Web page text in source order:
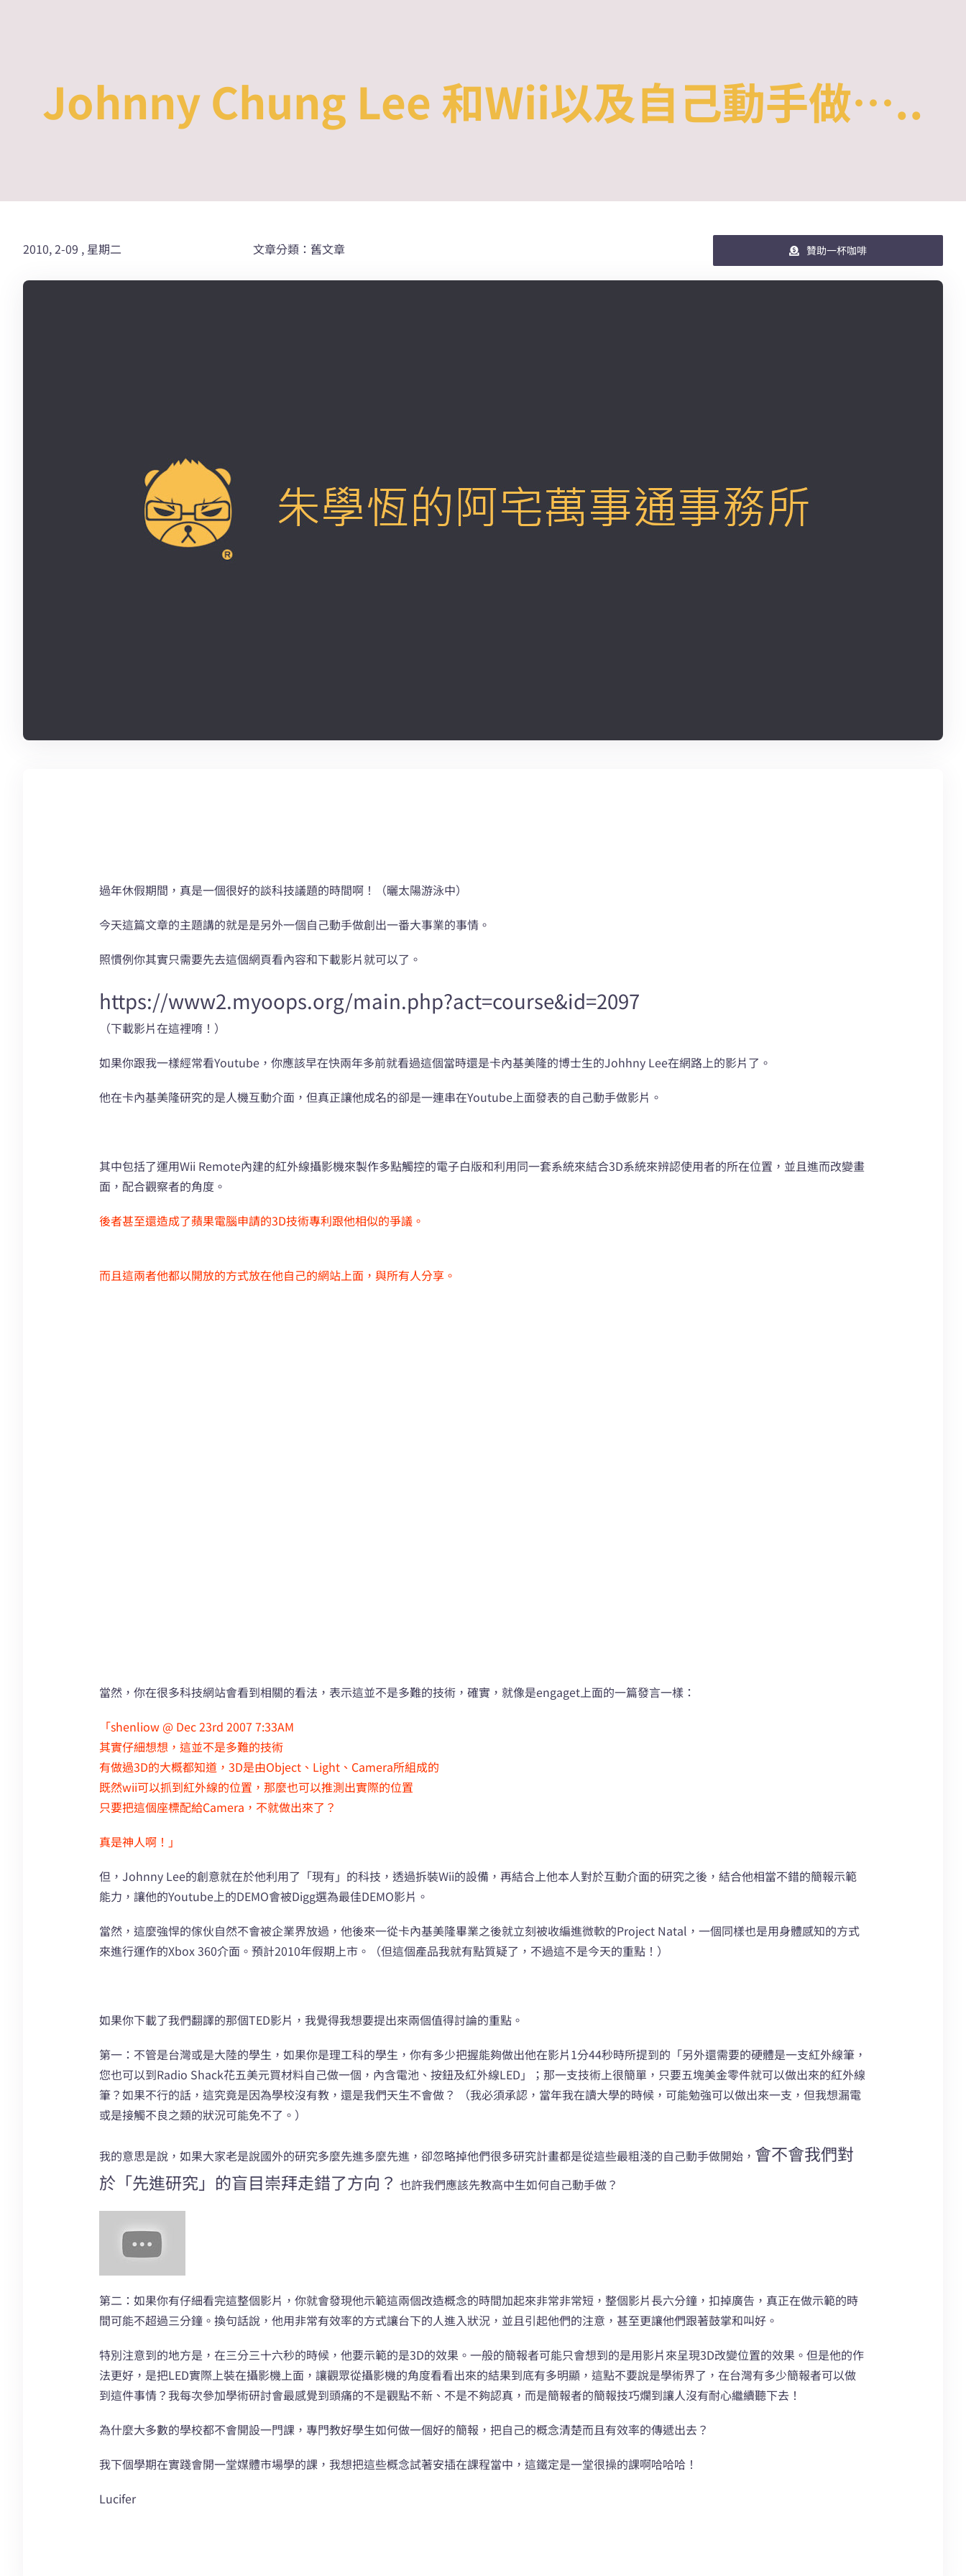
Johnny Chung Lee 和Wii以及自己動手做…..
2010, 2-09 , 星期二 文章分類：舊文章 贊助一杯咖啡
過年休假期間，真是一個很好的談科技議題的時間啊！（曬太陽游泳中）
今天這篇文章的主題講的就是是另外一個自己動手做創出一番大事業的事情。
照慣例你其實只需要先去這個網頁看內容和下載影片就可以了。
https://www2.myoops.org/main.php?act=course&id=2097
（下載影片在這裡唷！）
如果你跟我一樣經常看Youtube，你應該早在快兩年多前就看過這個當時還是卡內基美隆的博士生的Johhny Lee在網路上的影片了。
他在卡內基美隆研究的是人機互動介面，但真正讓他成名的卻是一連串在Youtube上面發表的自己動手做影片。
其中包括了運用Wii Remote內建的紅外線攝影機來製作多點觸控的電子白版和利用同一套系統來結合3D系統來辨認使用者的所在位置，並且進而改變畫
面，配合觀察者的角度。
後者甚至還造成了蘋果電腦申請的3D技術專利跟他相似的爭議。
而且這兩者他都以開放的方式放在他自己的網站上面，與所有人分享。
當然，你在很多科技網站會看到相關的看法，表示這並不是多難的技術，確實，就像是engaget上面的一篇發言一樣：
「shenliow @ Dec 23rd 2007 7:33AM
其實仔細想想，這並不是多難的技術
有做過3D的大概都知道，3D是由Object、Light、Camera所組成的
既然wii可以抓到紅外線的位置，那麼也可以推測出實際的位置
只要把這個座標配給Camera，不就做出來了？
真是神人啊！」
但，Johnny Lee的創意就在於他利用了「現有」的科技，透過拆裝Wii的設備，再結合上他本人對於互動介面的研究之後，結合他相當不錯的簡報示範
能力，讓他的Youtube上的DEMO會被Digg選為最佳DEMO影片。
當然，這麼強悍的傢伙自然不會被企業界放過，他後來一從卡內基美隆畢業之後就立刻被收編進微軟的Project Natal，一個同樣也是用身體感知的方式
來進行運作的Xbox 360介面。預計2010年假期上市。（但這個產品我就有點質疑了，不過這不是今天的重點！）
如果你下載了我們翻譯的那個TED影片，我覺得我想要提出來兩個值得討論的重點。
第一：不管是台灣或是大陸的學生，如果你是理工科的學生，你有多少把握能夠做出他在影片1分44秒時所提到的「另外還需要的硬體是一支紅外線筆，
您也可以到Radio Shack花五美元買材料自己做一個，內含電池、按鈕及紅外線LED」；那一支技術上很簡單，只要五塊美金零件就可以做出來的紅外線
筆？如果不行的話，這究竟是因為學校沒有教，還是我們天生不會做？ （我必須承認，當年我在讀大學的時候，可能勉強可以做出來一支，但我想漏電
或是接觸不良之類的狀況可能免不了。）
我的意思是說，如果大家老是說國外的研究多麼先進多麼先進，卻忽略掉他們很多研究計畫都是從這些最粗淺的自己動手做開始， 會不會我們對
於「先進研究」的盲目崇拜走錯了方向？ 也許我們應該先教高中生如何自己動手做？
第二：如果你有仔細看完這整個影片，你就會發現他示範這兩個改造概念的時間加起來非常非常短，整個影片長六分鐘，扣掉廣告，真正在做示範的時
間可能不超過三分鐘。換句話說，他用非常有效率的方式讓台下的人進入狀況，並且引起他們的注意，甚至更讓他們跟著鼓掌和叫好。
特別注意到的地方是，在三分三十六秒的時候，他要示範的是3D的效果。一般的簡報者可能只會想到的是用影片來呈現3D改變位置的效果。但是他的作
法更好，是把LED實際上裝在攝影機上面，讓觀眾從攝影機的角度看看出來的結果到底有多明顯，這點不要說是學術界了，在台灣有多少簡報者可以做
到這件事情？我每次參加學術研討會最感覺到頭痛的不是觀點不新、不是不夠認真，而是簡報者的簡報技巧爛到讓人沒有耐心繼續聽下去！
為什麼大多數的學校都不會開設一門課，專門教好學生如何做一個好的簡報，把自己的概念清楚而且有效率的傳遞出去？
我下個學期在實踐會開一堂媒體市場學的課，我想把這些概念試著安插在課程當中，這鐵定是一堂很操的課啊哈哈哈！
Lucifer